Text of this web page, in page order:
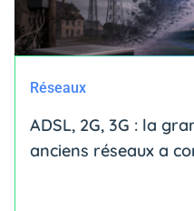
Réseaux
ADSL, 2G, 3G : la
anciens réseaux a